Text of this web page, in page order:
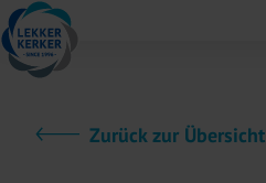
Zurück zur Übersicht